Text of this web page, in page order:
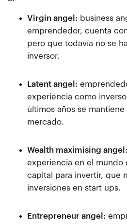
Virgin angel: business
emprendedor, cuenta
pero que todavía no se
inversor.
Latent angel:
experiencia como
últimos años se
mercado.
Wealth maximising angel:
experiencia en el mundo
capital para invertir, que
inversiones en start ups.
Entrepreneur angel: